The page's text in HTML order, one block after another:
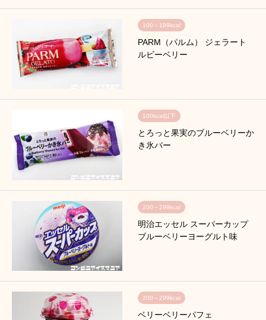
100～199kcal
PARM（パルム） ジェラート
ルビーベリー
100kcal以下
とろっと果実のブルーベリーか
き氷バー
200～299kcal
明治エッセル スーパーカップ
ブルーベリーヨーグルト味
200～299kcal
ベリーベリーパフェ